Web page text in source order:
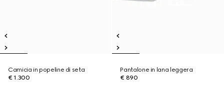
Camicia in popeline di seta
€ 1.300
Pantalone in lana leggera
€ 890